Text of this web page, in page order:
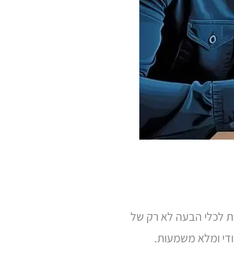
לכלי הבעה לא רק של
ומלא משמעות.